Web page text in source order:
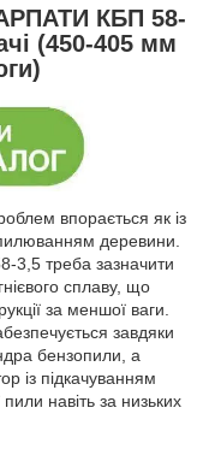
КБП 58-
(450-405 мм
впорається як із
деревини.
треба зазначити
сплаву, що
за меншої ваги.
завдяки
бензопили, а
із підкачуванням
навіть за низьких